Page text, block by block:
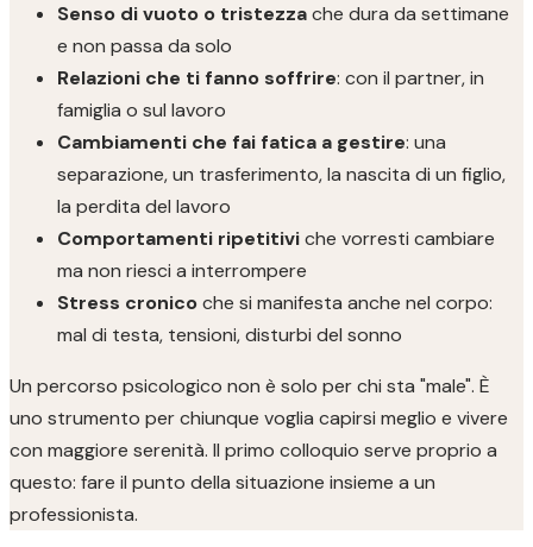
Senso di vuoto o tristezzache dura da settimane
e non passa da solo
Relazioni che ti fanno soffrire: con il partner, in
famiglia o sul lavoro
Cambiamenti che fai fatica a gestire: una
separazione, un trasferimento, la nascita di un figlio,
la perdita del lavoro
Comportamenti ripetitiviche vorresti cambiare
ma non riesci a interrompere
Stress cronicoche si manifesta anche nel corpo:
mal di testa, tensioni, disturbi del sonno
Un percorso psicologico non è solo per chi sta "male". È
uno strumento per chiunque voglia capirsi meglio e vivere
con maggiore serenità. Il primo colloquio serve proprio a
questo: fare il punto della situazione insieme a un
professionista.